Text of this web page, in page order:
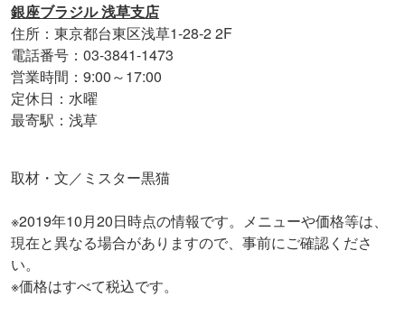
銀座ブラジル 浅草支店
住所：東京都台東区浅草1-28-2 2F
電話番号：03-3841-1473
営業時間：9:00～17:00
定休日：水曜
最寄駅：浅草
取材・文／ミスター黒猫
※2019年10月20日時点の情報です。メニューや価格等は、
現在と異なる場合がありますので、事前にご確認くださ
い。
※価格はすべて税込です。